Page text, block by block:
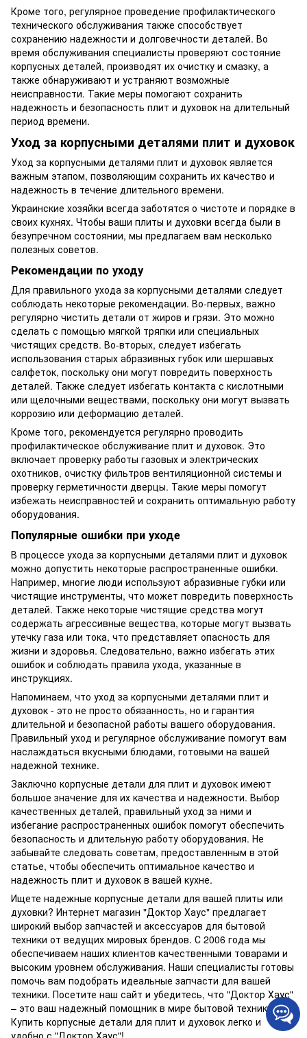
Кроме того, регулярное проведение профилактического
технического обслуживания также способствует
сохранению надежности и долговечности деталей. Во
время обслуживания специалисты проверяют состояние
корпусных деталей, производят их очистку и смазку, а
также обнаруживают и устраняют возможные
неисправности. Такие меры помогают сохранить
надежность и безопасность плит и духовок на длительный
период времени.
Уход за корпусными деталями плит и духовок
Уход за корпусными деталями плит и духовок является
важным этапом, позволяющим сохранить их качество и
надежность в течение длительного времени.
Украинские хозяйки всегда заботятся о чистоте и порядке в
своих кухнях. Чтобы ваши плиты и духовки всегда были в
безупречном состоянии, мы предлагаем вам несколько
полезных советов.
Рекомендации по уходу
Для правильного ухода за корпусными деталями следует
соблюдать некоторые рекомендации. Во-первых, важно
регулярно чистить детали от жиров и грязи. Это можно
сделать с помощью мягкой тряпки или специальных
чистящих средств. Во-вторых, следует избегать
использования старых абразивных губок или шершавых
салфеток, поскольку они могут повредить поверхность
деталей. Также следует избегать контакта с кислотными
или щелочными веществами, поскольку они могут вызвать
коррозию или деформацию деталей.
Кроме того, рекомендуется регулярно проводить
профилактическое обслуживание плит и духовок. Это
включает проверку работы газовых и электрических
охотников, очистку фильтров вентиляционной системы и
проверку герметичности дверцы. Такие меры помогут
избежать неисправностей и сохранить оптимальную работу
оборудования.
Популярные ошибки при уходе
В процессе ухода за корпусными деталями плит и духовок
можно допустить некоторые распространенные ошибки.
Например, многие люди используют абразивные губки или
чистящие инструменты, что может повредить поверхность
деталей. Также некоторые чистящие средства могут
содержать агрессивные вещества, которые могут вызвать
утечку газа или тока, что представляет опасность для
жизни и здоровья. Следовательно, важно избегать этих
ошибок и соблюдать правила ухода, указанные в
инструкциях.
Напоминаем, что уход за корпусными деталями плит и
духовок - это не просто обязанность, но и гарантия
длительной и безопасной работы вашего оборудования.
Правильный уход и регулярное обслуживание помогут вам
наслаждаться вкусными блюдами, готовыми на вашей
надежной технике.
Заключно корпусные детали для плит и духовок имеют
большое значение для их качества и надежности. Выбор
качественных деталей, правильный уход за ними и
избегание распространенных ошибок помогут обеспечить
безопасность и длительную работу оборудования. Не
забывайте следовать советам, предоставленным в этой
статье, чтобы обеспечить оптимальное качество и
надежность плит и духовок в вашей кухне.
Ищете надежные корпусные детали для вашей плиты или
духовки? Интернет магазин "Доктор Хаус" предлагает
широкий выбор запчастей и аксессуаров для бытовой
техники от ведущих мировых брендов. С 2006 года мы
обеспечиваем наших клиентов качественными товарами и
высоким уровнем обслуживания. Наши специалисты готовы
помочь вам подобрать идеальные запчасти для вашей
техники. Посетите наш сайт и убедитесь, что "Доктор Хаус"
– это ваш надежный помощник в мире бытовой техники.
Купить корпусные детали для плит и духовок легко и
удобно с "Доктор Хаус"!